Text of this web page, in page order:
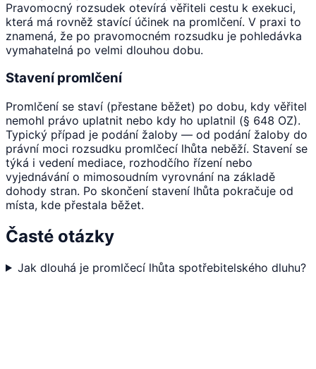
Pravomocný rozsudek otevírá věřiteli cestu k exekuci,
která má rovněž stavící účinek na promlčení. V praxi to
znamená, že po pravomocném rozsudku je pohledávka
vymahatelná po velmi dlouhou dobu.
Stavení promlčení
Promlčení se staví (přestane běžet) po dobu, kdy věřitel
nemohl právo uplatnit nebo kdy ho uplatnil (§ 648 OZ).
Typický případ je podání žaloby — od podání žaloby do
právní moci rozsudku promlčecí lhůta neběží. Stavení se
týká i vedení mediace, rozhodčího řízení nebo
vyjednávání o mimosoudním vyrovnání na základě
dohody stran. Po skončení stavení lhůta pokračuje od
místa, kde přestala běžet.
Časté otázky
Jak dlouhá je promlčecí lhůta spotřebitelského dluhu?